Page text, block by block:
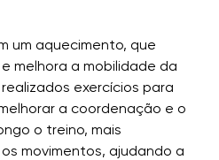
um aquecimento, que
melhora a mobilidade da
exercícios para
a coordenação e o
o treino, mais
movimentos, ajudando a